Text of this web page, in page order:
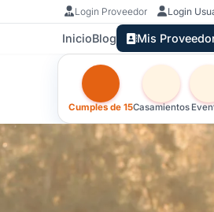
Login Proveedor Login
InicioBlog Mis
Otras versiones de
Cumples de 15Casamientos